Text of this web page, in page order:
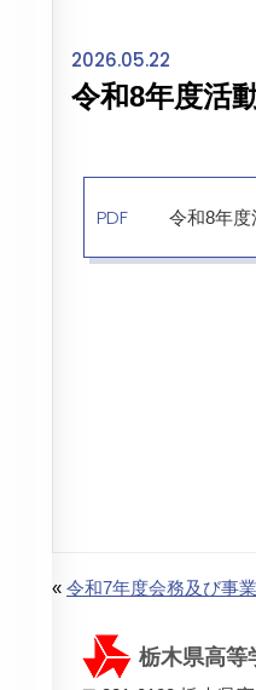
2026.05.22
令和8年度活
PDF 令和8年
« 令和7年度会務及び事
栃木県高等